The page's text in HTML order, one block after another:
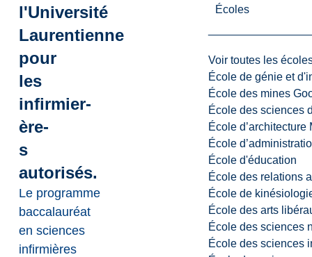
Écoles
Voir toutes les
École de génie et
École des mines
École des sciences
École d’architecture
École
École d'éducation
École des relations
École de
École des arts
École des sciences
École des sciences
l'Université
Laurentienne
pour
les
infirmier-
ère-
s
autorisés.
Le programme
baccalauréat
en sciences
infirmières